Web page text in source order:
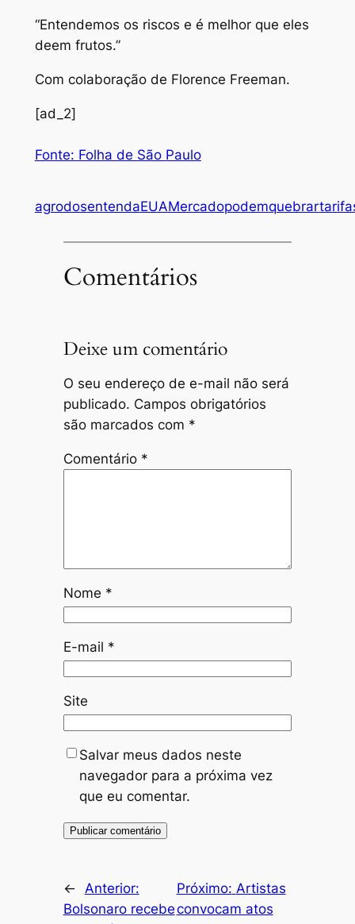
“Entendemos os riscos e é melhor que eles
deem frutos.”
Com colaboração de Florence Freeman.
[ad_2]
Fonte: Folha de São Paulo
agrodosentendaEUAMercadopodemquebrar
Comentários
Deixe um comentário
O seu endereço de e-mail não será
publicado. Campos obrigatórios
são marcados com *
Comentário *
Nome *
E-mail *
Site
Salvar meus dados neste
navegador para a próxima vez
que eu comentar.
← Anterior:
Bolsonaro recebe
Próximo: Artistas
convocam atos